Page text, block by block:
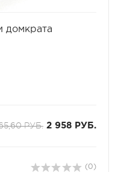
домкрата
РУБ. 2 958 РУБ.
(0)